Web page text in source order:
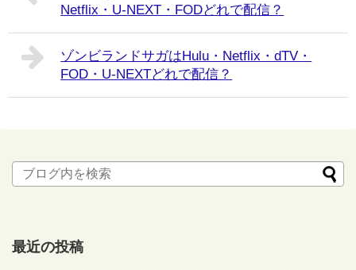
Netflix・U-NEXT・FODどれで配信？
ゾンビランドサガはHulu・Netflix・dTV・
FOD・U-NEXTどれで配信？
最近の投稿